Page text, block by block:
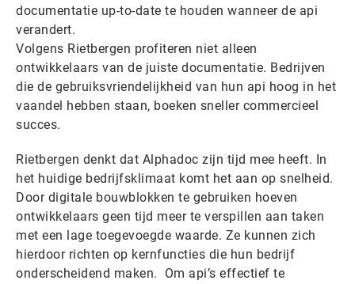
documentatie up-to-date te houden wanneer de api
verandert.
Volgens Rietbergen profiteren niet alleen
ontwikkelaars van de juiste documentatie. Bedrijven
die de gebruiksvriendelijkheid van hun api hoog in het
vaandel hebben staan, boeken sneller commercieel
succes.
Rietbergen denkt dat Alphadoc zijn tijd mee heeft. In
het huidige bedrijfsklimaat komt het aan op snelheid.
Door digitale bouwblokken te gebruiken hoeven
ontwikkelaars geen tijd meer te verspillen aan taken
met een lage toegevoegde waarde. Ze kunnen zich
hierdoor richten op kernfuncties die hun bedrijf
onderscheidend maken. Om api’s effectief te